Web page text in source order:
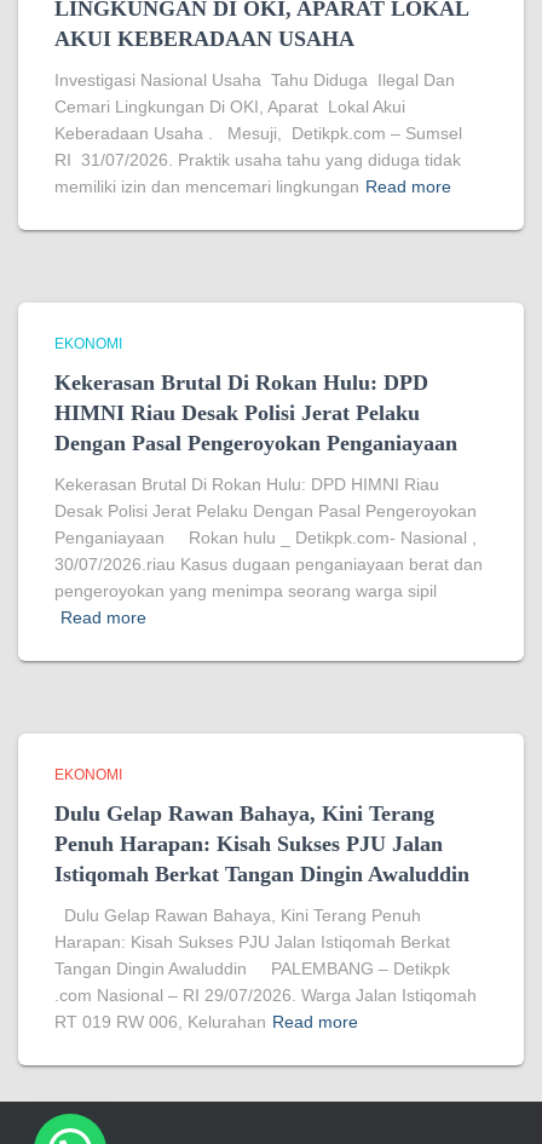
LINGKUNGAN DI OKI, APARAT LOKAL
AKUI KEBERADAAN USAHA
Investigasi Nasional Usaha Tahu Diduga Ilegal Dan
Cemari Lingkungan Di OKI, Aparat Lokal Akui
Keberadaan Usaha . Mesuji, Detikpk.com – Sumsel
RI 31/07/2026. Praktik usaha tahu yang diduga tidak
memiliki izin dan mencemari lingkungan Read more
EKONOMI
Kekerasan Brutal Di Rokan Hulu: DPD
HIMNI Riau Desak Polisi Jerat Pelaku
Dengan Pasal Pengeroyokan Penganiayaan
Kekerasan Brutal Di Rokan Hulu: DPD HIMNI Riau
Desak Polisi Jerat Pelaku Dengan Pasal Pengeroyokan
Penganiayaan Rokan hulu _ Detikpk.com- Nasional ,
30/07/2026.riau Kasus dugaan penganiayaan berat dan
pengeroyokan yang menimpa seorang warga sipil
Read more
EKONOMI
Dulu Gelap Rawan Bahaya, Kini Terang
Penuh Harapan: Kisah Sukses PJU Jalan
Istiqomah Berkat Tangan Dingin Awaluddin
Dulu Gelap Rawan Bahaya, Kini Terang Penuh
Harapan: Kisah Sukses PJU Jalan Istiqomah Berkat
Tangan Dingin Awaluddin PALEMBANG – Detikpk
.com Nasional – RI 29/07/2026. Warga Jalan Istiqomah
RT 019 RW 006, Kelurahan Read more